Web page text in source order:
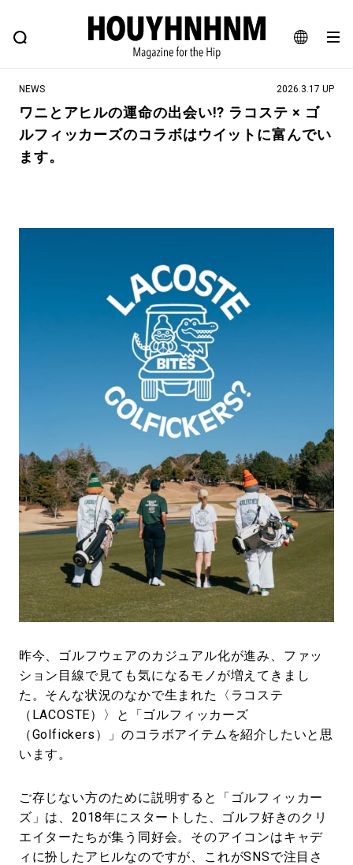
JA
EN
FEATURE BLOG SNAP
ヒップなファッション、カルチャー、ライフスタイルWEBマガジン
#注目のタグ
#NEW VINTAGE #マイナーグッド図鑑
#フイナムのYouTube
#Commune H #FOCUS IT #AH.H
#FASHION #MUSIC
#SNEAKER #OUTDOOR
#HANDSOME HANDBOOK
NEWS 2026.3.17 UP
ワニとアヒルの運命の出会い!? ラコステ × ゴ
ルフィッカーズのコラボはウイットに富んでい
ます。
昨今、ゴルフウェアのカジュアル化が進み、ファッ
ション目線で見ても気になるモノが増えてきまし
た。そんな状況のなかで生まれた〈ラコステ
（LACOSTE）〉と「ゴルフィッカーズ
（Golfickers）」のコラボアイテムを紹介したいと思
います。
ご存じない方のために説明すると「ゴルフィッカー
ズ」は、2018年にスタートした、ゴルフ好きのクリ
エイターたちが集う同好会。そのアイコンはキャデ
ィに扮したアヒルなのですが、これがSNSで注目さ